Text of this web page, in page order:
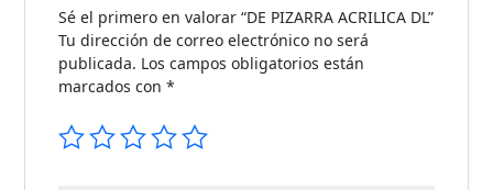
Sé el primero en valorar “DE PIZARRA ACRILICA DL”
Tu dirección de correo electrónico no será
publicada. Los campos obligatorios están
marcados con*